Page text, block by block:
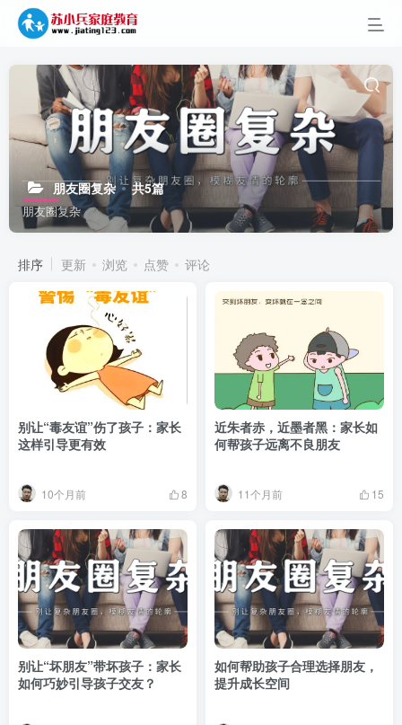
朋友圈复杂 共5篇
朋友圈复杂
排序 更新 浏览 点赞 评论
别让“毒友谊”伤了孩子：家长
这样引导更有效
10个月前 8
近朱者赤，近墨者黑：家长如
何帮孩子远离不良朋友
11个月前 15
别让“坏朋友”带坏孩子：家长
如何巧妙引导孩子交友？
如何帮助孩子合理选择朋友，
提升成长空间